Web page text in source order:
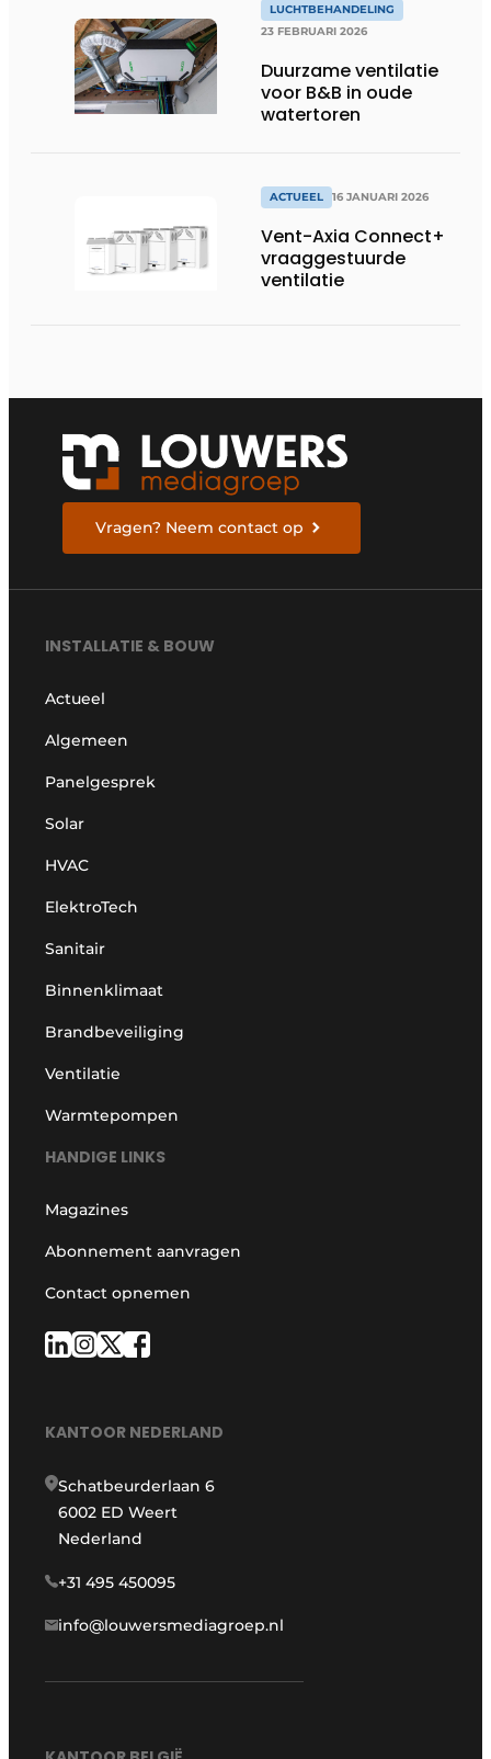
LUCHTBEHANDELING
23 FEBRUARI 2026
Duurzame ventilatie
voor B&B in oude
watertoren
ACTUEEL 16 JANUARI 2026
Vent-Axia Connect+
vraaggestuurde
ventilatie
Vragen? Neem contact op
INSTALLATIE & BOUW
Actueel
Algemeen
Panelgesprek
Solar
HVAC
ElektroTech
Sanitair
Binnenklimaat
Brandbeveiliging
Ventilatie
Warmtepompen
HANDIGE LINKS
Magazines
Abonnement aanvragen
Contact opnemen
KANTOOR NEDERLAND
Schatbeurderlaan 6
6002 ED Weert
Nederland
+31 495 450095
info@louwersmediagroep.nl